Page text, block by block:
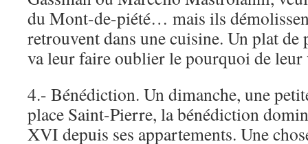
du Mont-de-piété… mais ils
retrouvent dans une cuisine. Un plat de
va leur faire oublier le pourquoi de
4.- Bénédiction. Un dimanche, une
place Saint-Pierre, la bénédiction
XVI depuis ses appartements. Une